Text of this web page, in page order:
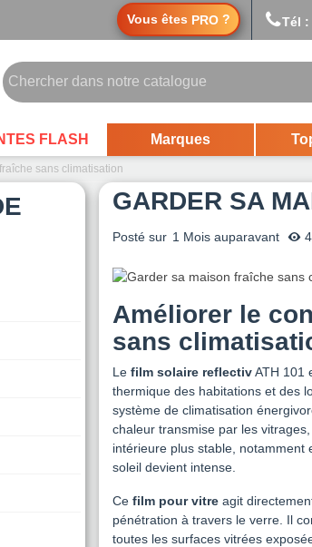
Vous êtes PRO ? Tél :
FLASH Marques
sans climatisation
GARDER SA
Posté sur 1 Mois auparavant
Améliorer le
sans
Le film solaire reflectivATH 101
thermique des habitations et des
système de climatisation
chaleur transmise par les
intérieure plus stable, notamment
soleil devient intense.
Ce film pour vitre agit
pénétration à travers le verre. Il
toutes les surfaces vitrées